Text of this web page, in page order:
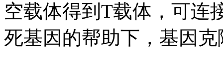
空载体得到T载体，可连
死基因的帮助下，基因